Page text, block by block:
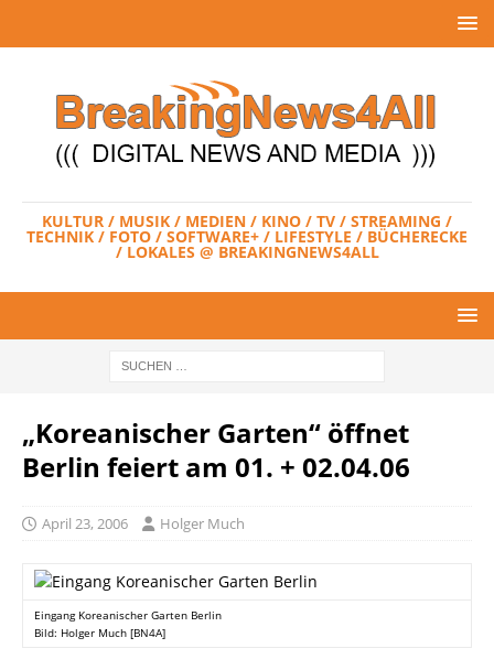
KULTUR / MUSIK / MEDIEN / KINO / TV / STREAMING /
TECHNIK / FOTO / SOFTWARE+ / LIFESTYLE / BÜCHERECKE
/ LOKALES @ BREAKINGNEWS4ALL
„Koreanischer Garten“ öffnet
Berlin feiert am 01. + 02.04.06
April 23, 2006 Holger Much
Eingang Koreanischer Garten Berlin
Bild: Holger Much [BN4A]